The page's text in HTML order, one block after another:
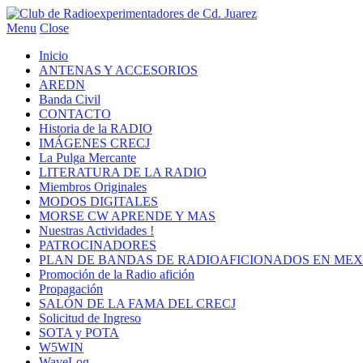
Menu Close
Inicio
ANTENAS Y ACCESORIOS
AREDN
Banda Civil
CONTACTO
Historia de la RADIO
IMÁGENES CRECJ
La Pulga Mercante
LITERATURA DE LA RADIO
Miembros Originales
MODOS DIGITALES
MORSE CW APRENDE Y MAS
Nuestras Actividades !
PATROCINADORES
PLAN DE BANDAS DE RADIOAFICIONADOS EN
Promoción de la Radio afición
Propagación
SALÓN DE LA FAMA DEL CRECJ
Solicitud de Ingreso
SOTA y POTA
W5WIN